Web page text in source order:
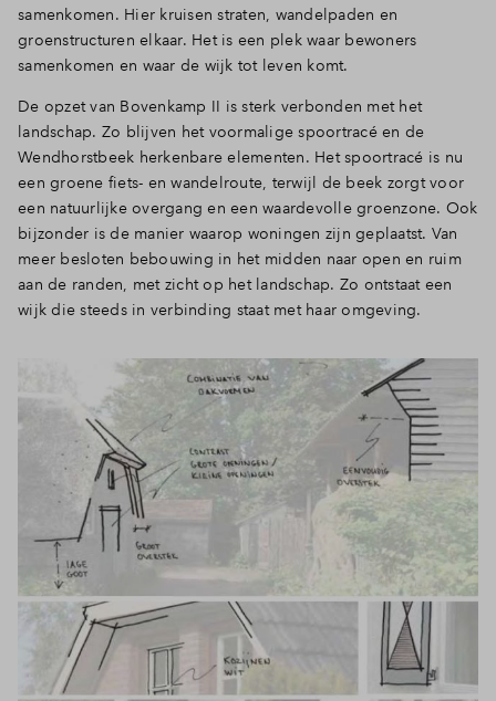
samenkomen. Hier kruisen straten, wandelpaden en
groenstructuren elkaar. Het is een plek waar bewoners
samenkomen en waar de wijk tot leven komt.
De opzet van Bovenkamp II is sterk verbonden met het
landschap. Zo blijven het voormalige spoortracé en de
Wendhorstbeek herkenbare elementen. Het spoortracé is nu
een groene fiets- en wandelroute, terwijl de beek zorgt voor
een natuurlijke overgang en een waardevolle groenzone. Ook
bijzonder is de manier waarop woningen zijn geplaatst. Van
meer besloten bebouwing in het midden naar open en ruim
aan de randen, met zicht op het landschap. Zo ontstaat een
wijk die steeds in verbinding staat met haar omgeving.